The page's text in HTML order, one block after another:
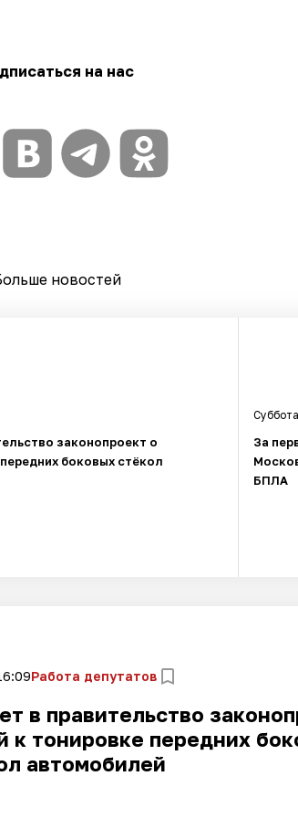
на нас
новостей
законопроект о
боковых стёкол
За
БПЛА
Работа депутатов
в правительство
к тонировке передних
автомобилей